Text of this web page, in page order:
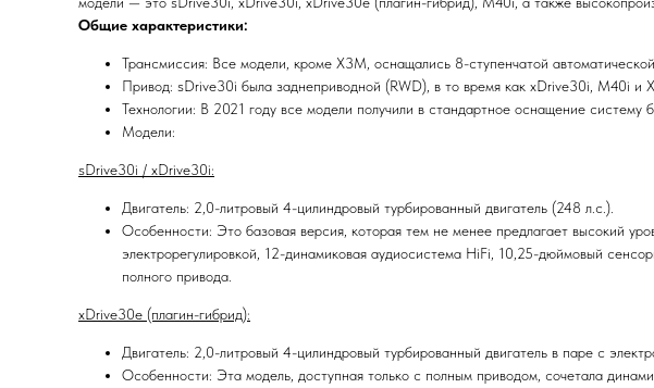
Общие характеристики:
Трансмиссия: Все модели, кроме X3M, оснащались 8-ступенчатой
Привод: sDrive30i была заднеприводной (RWD), в то время как xDrive30i, M40i и
Технологии: В 2021 году все модели получили в стандартное оснащение
Модели:
sDrive30i / xDrive30i:
Двигатель: 2,0-литровый 4-цилиндровый турбированный двигатель (248 л.с.).
Особенности: Это базовая версия, которая тем не менее предлагает высокий
электрорегулировкой, 12-динамиковая аудиосистема HiFi, 10,25-дюймовый
полного привода.
xDrive30e (плагин-гибрид):
Двигатель: 2,0-литровый 4-цилиндровый турбированный двигатель в паре с
Особенности: Эта модель, доступная только с полным приводом, сочетала